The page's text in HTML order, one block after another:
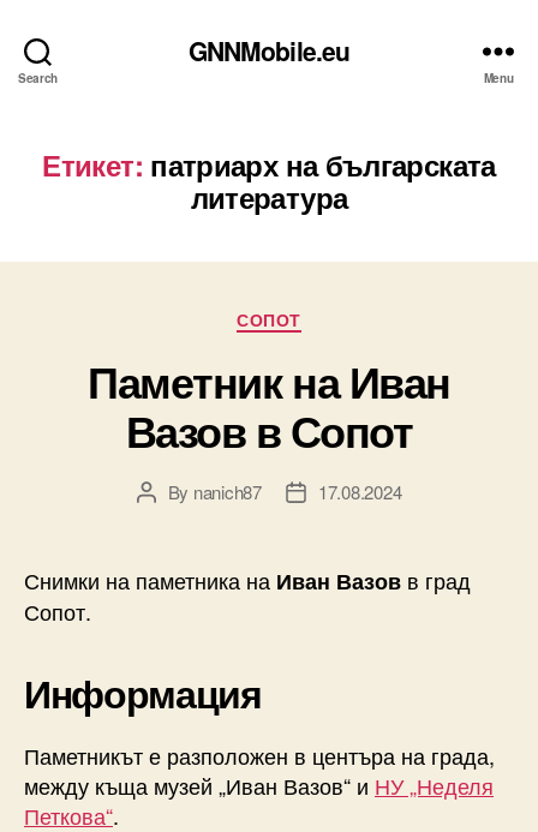
Search
GNNMobile.eu
Menu
Етикет: патриарх на българската
литература
Categories
СОПОТ
Паметник на Иван
Вазов в Сопот
PostBy nanich87
Post17.08.2024
Снимки на паметника на Иван Вазов в град
Сопот.
Информация
Паметникът е разположен в центъра на града,
между къща музей „Иван Вазов“ и НУ „Неделя
Петкова“.